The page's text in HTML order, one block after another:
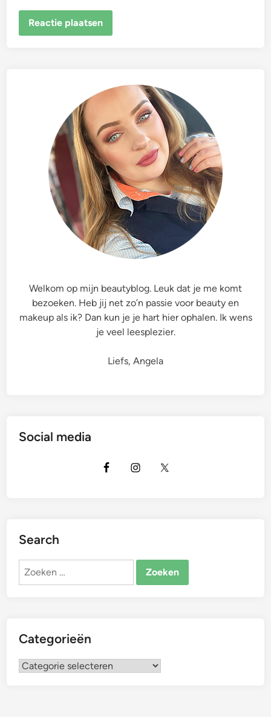
Welkom op mijn beautyblog. Leuk dat je me komt
bezoeken. Heb jij net zo’n passie voor beauty en
makeup als ik? Dan kun je je hart hier ophalen. Ik wens
je veel leesplezier.
Liefs, Angela
Social media
Search
Zoeken
Categorieën
Categorieën